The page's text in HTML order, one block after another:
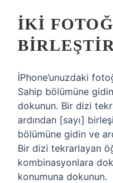
İKI
İPhone’unuzdaki
Sahip bölümüne
dokunun. Bir dizi
ardından [sayı]
bölümüne gidin ve
Bir dizi tekrarlayan
kombinasyonlara
konumuna dokunun.